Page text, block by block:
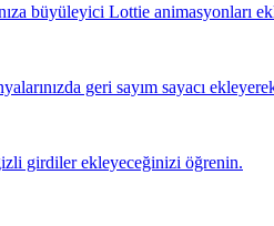
büyüleyici Lottie animasyonları
geri sayım sayacı
girdiler ekleyeceğinizi öğrenin.